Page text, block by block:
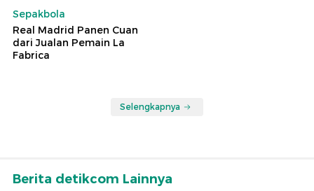
Sepakbola
Real Madrid Panen Cuan
dari Jualan Pemain La
Fabrica
Selengkapnya
Berita detikcom Lainnya